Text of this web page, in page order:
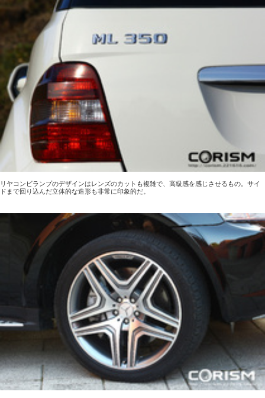
リヤコンビランプのデザインはレンズのカットも複雑で、高級感を感じさせるもの。サイ
ドまで回り込んだ立体的な造形も非常に印象的だ。